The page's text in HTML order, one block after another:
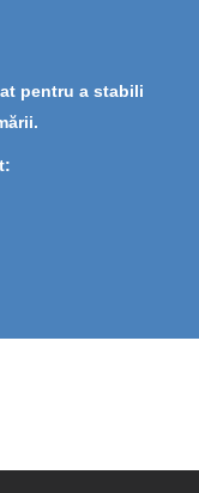
pentru a stabili